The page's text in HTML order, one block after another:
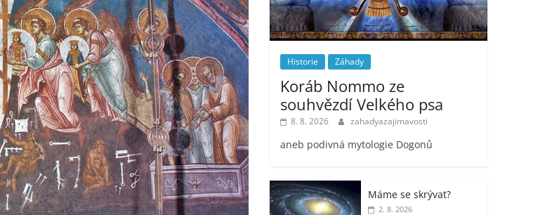
Historie Záhady
Koráb Nommo ze
souhvězdí Velkého psa
8. 8. 2026 zahadyazajimavosti
aneb podivná mytologie Dogonů
Máme se skrývat?
2. 8. 2026